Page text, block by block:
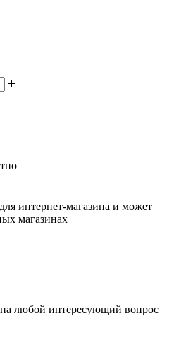
интернет-магазина и может
магазинах
любой интересующий вопрос